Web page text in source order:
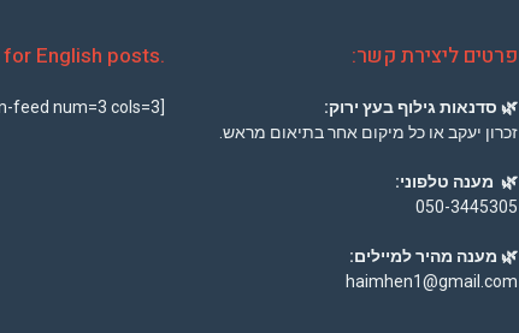
פרטים ליצירת קשר:
🌿 סדנאות גילוף בעץ ירוק:
זכרון יעקב או כל מיקום אחר בתיאום מראש.
🌿 מענה טלפוני:
050-3445305
🌿 מענה מהיר למיילים:
haimhen1@gmail.com
.Instagram for English posts